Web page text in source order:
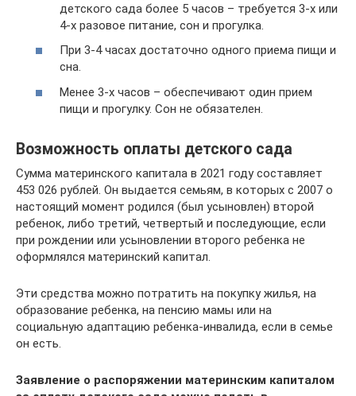
детского сада более 5 часов – требуется 3-х или
4-х разовое питание, сон и прогулка.
При 3-4 часах достаточно одного приема пищи и
сна.
Менее 3-х часов – обеспечивают один прием
пищи и прогулку. Сон не обязателен.
Возможность оплаты детского сада
Сумма материнского капитала в 2021 году составляет
453 026 рублей. Он выдается семьям, в которых с 2007 о
настоящий момент родился (был усыновлен) второй
ребенок, либо третий, четвертый и последующие, если
при рождении или усыновлении второго ребенка не
оформлялся материнский капитал.
Эти средства можно потратить на покупку жилья, на
образование ребенка, на пенсию мамы или на
социальную адаптацию ребенка-инвалида, если в семье
он есть.
Заявление о распоряжении материнским капиталом